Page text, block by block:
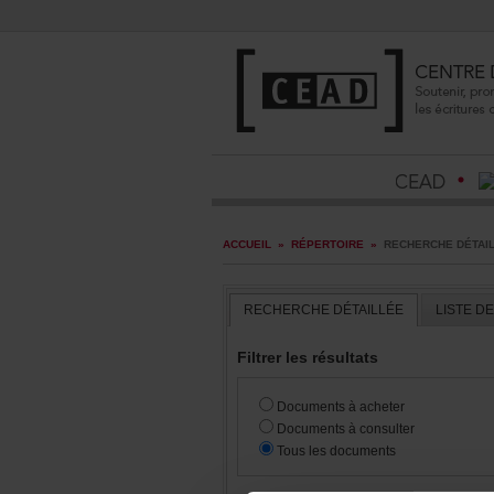
ACCUEIL » RÉPERTOIRE »
RECHERCHEDÉTAILLÉE
Filtrerlesrésultats
Documentsàacheter
Documentsàconsulter
Touslesdocuments